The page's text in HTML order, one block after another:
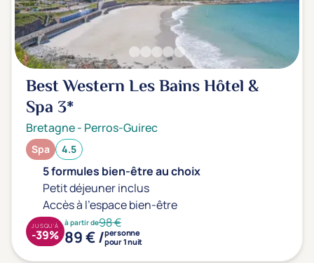
Best Western Les Bains Hôtel &
Spa 3*
Bretagne- Perros-Guirec
Spa 4.5
5 formules bien-être au choix
Petit déjeuner inclus
Accès à l'espace bien-être
à partir de98 €
89 € /personne
pour 1 nuit
JUSQU'À
-39%